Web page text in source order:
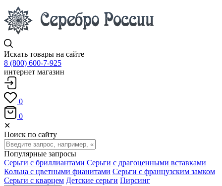
Искать товары на сайте
8 (800) 600-7-925
интернет магазин
0
0
✕
Поиск по сайту
Популярные запросы
Серьги с бриллиантами Серьги с драгоценными вставками
Кольца с цветными фианитами Серьги с французским замком
Серьги с кварцем Детские серьги Пирсинг